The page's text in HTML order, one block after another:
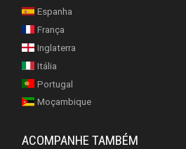
Espanha
França
Inglaterra
Itália
Portugal
Moçambique
ACOMPANHE TAMBÉM